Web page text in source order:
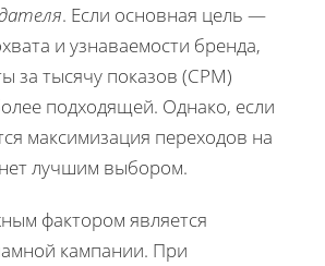
. Если основная цель —
и узнаваемости бренда,
за тысячу показов (CPM)
подходящей. Однако, если
максимизация переходов на
лучшим выбором.
фактором является
кампании. При